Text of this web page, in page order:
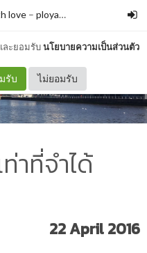
ละยอมรับนโยบายความเป็นส่วนตัว
รับ ไม่ยอมรับ
love – ployapha.j
าที่จำได้
22 April 2016